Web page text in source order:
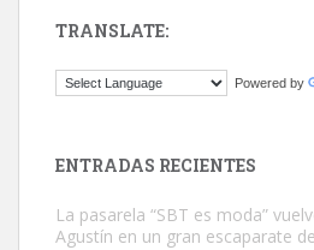
Este gato macho ha aparecido en la
TRANSLATE:
Powered by
ENTRADAS RECIENTES
La pasarela “SBT es moda”
Agustín en un gran escaparate